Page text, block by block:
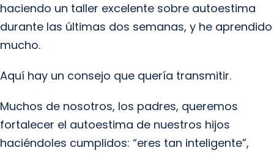
haciendo un taller excelente sobre autoestima
durante las últimas dos semanas, y he aprendido
mucho.
Aquí hay un consejo que quería transmitir.
Muchos de nosotros, los padres, queremos
fortalecer el autoestima de nuestros hijos
haciéndoles cumplidos: “eres tan inteligente”,